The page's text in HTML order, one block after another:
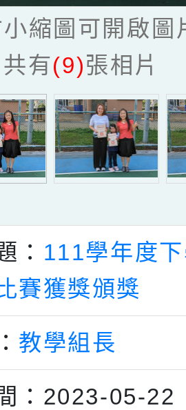
縮圖可開啟圖
有(9)張相片
： 111學年度
賽獲獎頒獎
教學組長
：2023-05-22